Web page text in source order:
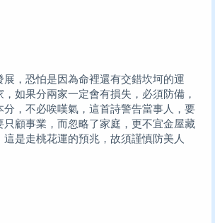
，恐怕是因為命裡還有交錯坎坷的運
如果分兩家一定會有損失，必須防備，
分，不必唉嘆氣，這首詩警告當事人，要
只顧事業，而忽略了家庭，更不宜金屋藏
是走桃花運的預兆，故須謹慎防美人